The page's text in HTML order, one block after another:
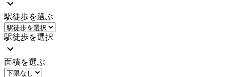
駅徒歩を選ぶ
駅徒歩を選択
面積を選ぶ